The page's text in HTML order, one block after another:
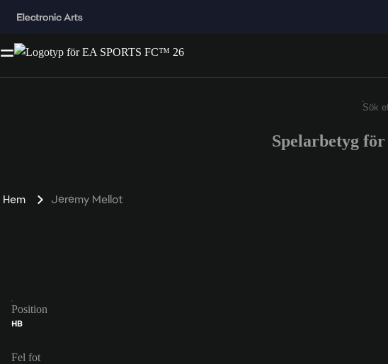
Spelarbetyg
Hem Jérémy Mellot
Position
HB
Fel fot